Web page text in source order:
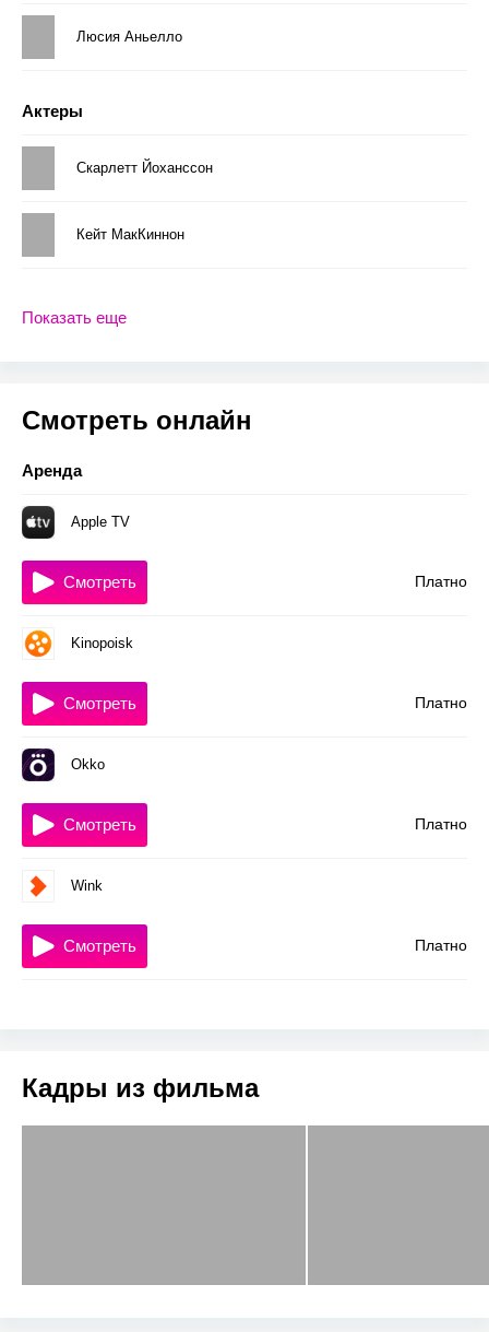
Люсия Аньелло
Актеры
Скарлетт Йоханссон
Кейт МакКиннон
Показать еще
Смотреть онлайн
Аренда
Apple TV
Платно
Смотреть
Kinopoisk
Платно
Смотреть
Okko
Платно
Смотреть
Wink
Платно
Смотреть
Кадры из фильма